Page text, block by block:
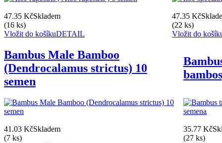
47.35 KčSkladem
(16 ks)
Vložit do košíkuDETAIL
47.35 Kč
(22 ks)
Vložit do
Bambus Male Bamboo
(Dendrocalamus strictus) 10
semen
41.03 KčSkladem
(7 ks)
35.77 Kč
(27 ks)